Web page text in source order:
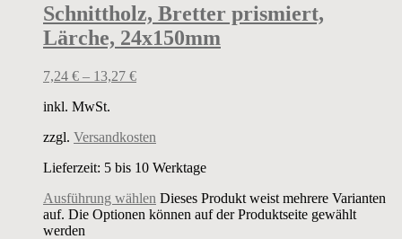
Schnittholz, Bretter prismiert,
Lärche, 24x150mm
7,24 € – 13,27 €
inkl. MwSt.
zzgl. Versandkosten
Lieferzeit: 5 bis 10 Werktage
Ausführung wählen Dieses Produkt weist mehrere Varianten
auf. Die Optionen können auf der Produktseite gewählt
werden